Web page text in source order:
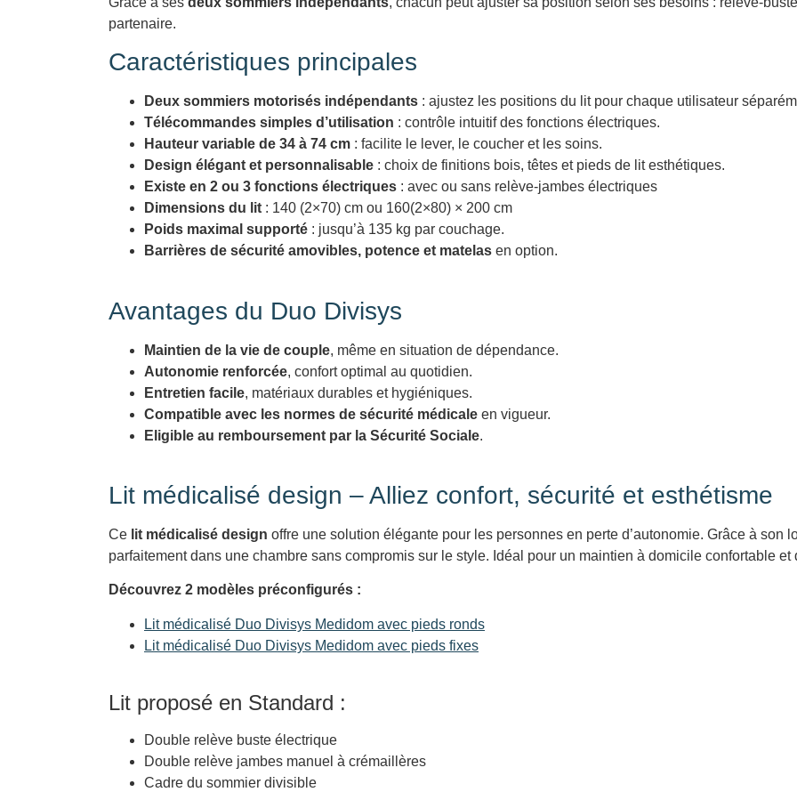
partenaire.
Caractéristiques principales
Deux sommiers motorisés indépendants : ajustez les positions du lit pour chaque utilisateur
Télécommandes simples d’utilisation : contrôle intuitif des fonctions électriques.
Hauteur variable de 34 à 74 cm : facilite le lever, le coucher et les soins.
Design élégant et personnalisable : choix de finitions bois, têtes et pieds de lit esthétiques.
Existe en 2 ou 3 fonctions électriques : avec ou sans relève-jambes électriques
Dimensions du lit : 140 (2×70) cm ou 160(2×80) × 200 cm
Poids maximal supporté : jusqu’à 135 kg par couchage.
Barrières de sécurité amovibles, potence et matelas en option.
Avantages du Duo Divisys
Maintien de la vie de couple, même en situation de dépendance.
Autonomie renforcée, confort optimal au quotidien.
Entretien facile, matériaux durables et hygiéniques.
Compatible avec les normes de sécurité médicale en vigueur.
Eligible au remboursement par la Sécurité Sociale.
Lit médicalisé design – Alliez confort, sécurité et esthétisme
Ce lit médicalisé design offre une solution élégante pour les personnes en perte d’autonomie. Grâce à son
parfaitement dans une chambre sans compromis sur le style. Idéal pour un maintien à domicile confortable et
Découvrez 2 modèles préconfigurés :
Lit médicalisé Duo Divisys Medidom avec pieds ronds
Lit médicalisé Duo Divisys Medidom avec pieds fixes
Lit proposé en Standard :
Double relève buste électrique
Double relève jambes manuel à crémaillères
Cadre du sommier divisible